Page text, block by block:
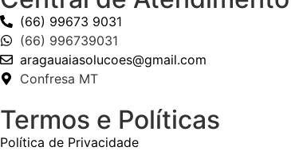
(66) 99673 9031
(66) 996739031
aragauaiasolucoes@gmail.com
Confresa MT
Termos e Políticas
Política de Privacidade